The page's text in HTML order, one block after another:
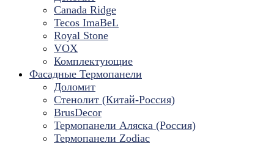
Canada Ridge
Tecos ImaBeL
Royal Stone
VOX
Комплектующие
Фасадные Термопанели
Доломит
Стенолит (Китай-Россия)
BrusDecor
Термопанели Аляска (Россия)
Термопанели Zodiac